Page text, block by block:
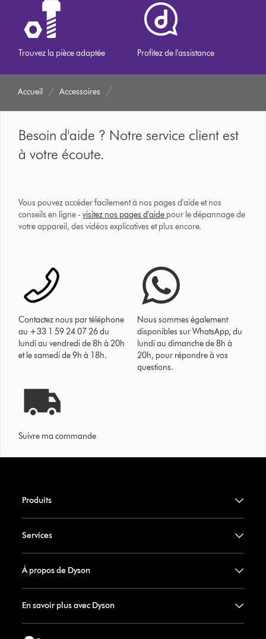
Trouvez la pièce adaptée Profitez de l'assistance
Accueil Accessoires
Besoin d'aide ? Notre service client est
à votre écoute.
Vous pouvez accéder facilement à nos pages d'aide et nos
conseils en ligne -visitez nos pages d'aide pour le dépannage de
votre appareil, des vidéos explicatives et plus encore.
Contactez nous par téléphone
au +33 1 59 24 07 26 du
lundi au vendredi de 8h à 20h
et le samedi de 9h à 18h.
Nous sommes également
disponibles sur WhatsApp, du
lundi au dimanche de 8h à
20h, pour répondre à vos
questions.
Suivre ma commande
Produits
Services
À propos de Dyson
En savoir plus avec Dyson